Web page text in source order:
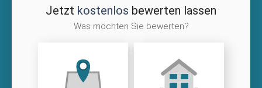
Jetzt kostenlos bewerten lassen
Was möchten Sie bewerten?